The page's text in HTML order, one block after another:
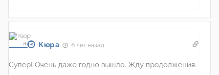
Кюра 6 лет назад
Супер! Очень даже годно вышло. Жду продолжения.